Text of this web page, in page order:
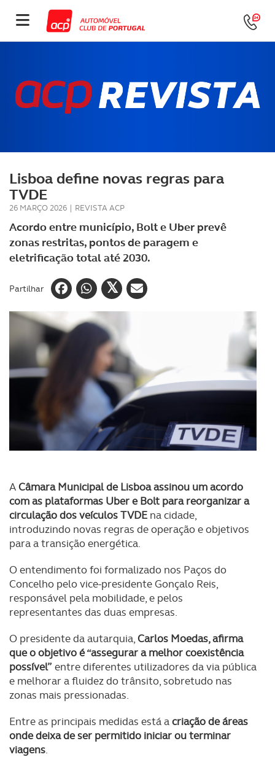
Lisboa define novas regras para
TVDE
26 MARÇO 2026 | REVISTA ACP
Acordo entre município, Bolt e Uber prevê
zonas restritas, pontos de paragem e
eletrificação total até 2030.
Partilhar
ACâmara Municipal de Lisboa assinou um acordo
com as plataformas Uber e Bolt para reorganizar a
circulação dos veículos TVDE na cidade,
introduzindo novas regras de operação e objetivos
para a transição energética.
O entendimento foi formalizado nos Paços do
Concelho pelo vice-presidente Gonçalo Reis,
responsável pela mobilidade, e pelos
representantes das duas empresas.
O presidente da autarquia,Carlos Moedas, afirma
que o objetivo é “assegurar a melhor coexistência
possível” entre diferentes utilizadores da via pública
e melhorar a fluidez do trânsito, sobretudo nas
zonas mais pressionadas.
Entre as principais medidas está acriação de áreas
onde deixa de ser permitido iniciar ou terminar
viagens.